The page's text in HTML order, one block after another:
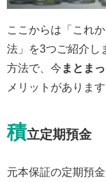
ここからは「これ
法」を3つご紹介し
方法で、今 まとま
メリットがあります
積立定期預金
元本保証の定期預